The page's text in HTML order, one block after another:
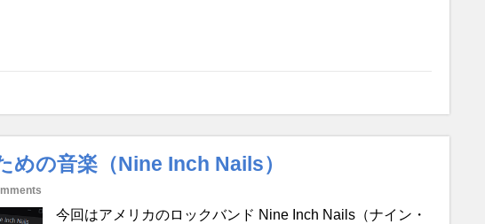
めの音楽（Nine Inch Nails）
今回はアメリカのロックバンド Nine Inch Nails（ナイン・